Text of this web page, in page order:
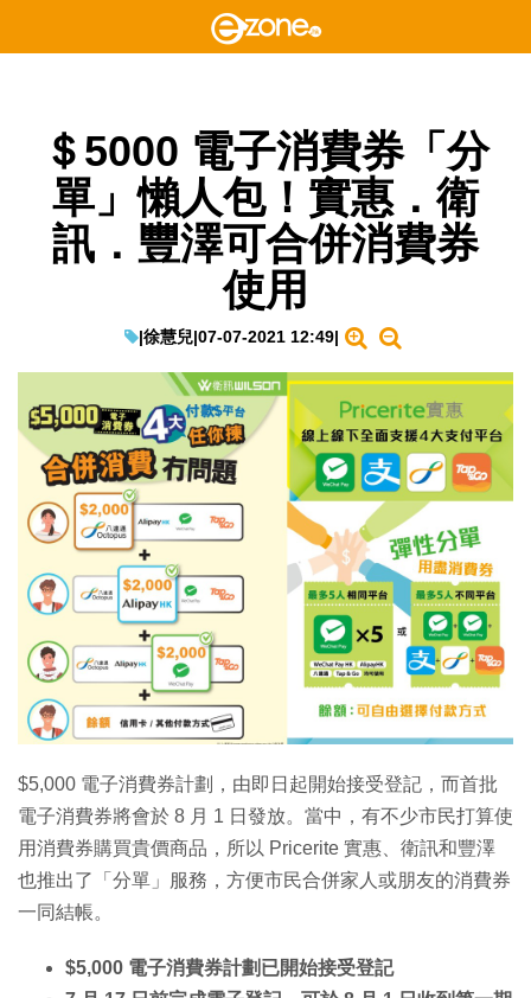
＄5000 電子消費券「分
單」懶人包！實惠．衛
訊．豐澤可合併消費券
使用
|徐慧兒|07-07-2021 12:49|
$5,000 電子消費券計劃，由即日起開始接受登記，而首批
電子消費券將會於 8 月 1 日發放。當中，有不少市民打算使
用消費券購買貴價商品，所以 Pricerite 實惠、衛訊和豐澤
也推出了「分單」服務，方便市民合併家人或朋友的消費券
一同結帳。
$5,000 電子消費券計劃已開始接受登記